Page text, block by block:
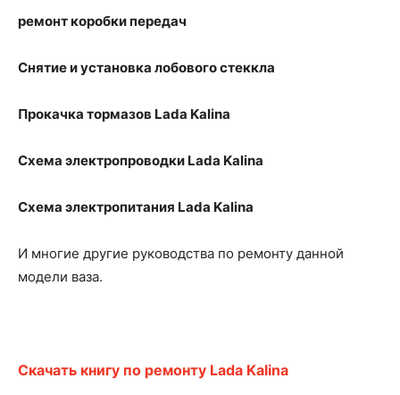
ремонт коробки передач
Снятие и установка лобового стеккла
Прокачка тормазов Lada Kalina
Схема электропроводки Lada Kalina
Схема электропитания Lada Kalina
И многие другие руководства по ремонту данной
модели ваза.
Скачать книгу по ремонту Lada Kalina